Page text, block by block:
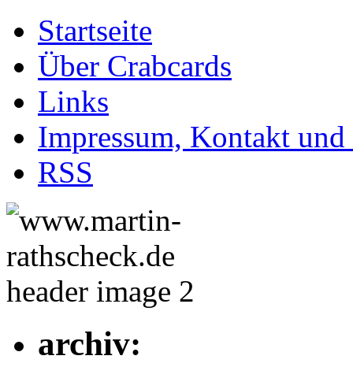
Startseite
Über Crabcards
Links
Impressum, Kontakt und
RSS
archiv: